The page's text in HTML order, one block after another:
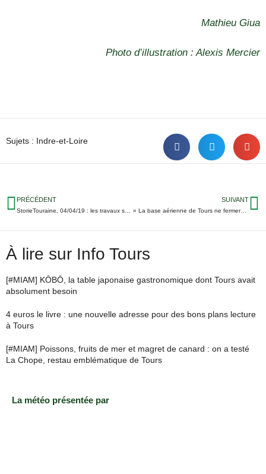
Mathieu Giua
Photo d’illustration : Alexis Mercier
Sujets : Indre-et-Loire
PRÉCÉDENT SUIVANT
« La base aérienne de Tours ne fermera pas »
À lire sur Info Tours
[#MIAM] KŌBŌ, la table japonaise gastronomique dont Tours avait
absolument besoin
4 euros le livre : une nouvelle adresse pour des bons plans lecture
à Tours
[#MIAM] Poissons, fruits de mer et magret de canard : on a testé
La Chope, restau emblématique de Tours
La météo présentée par